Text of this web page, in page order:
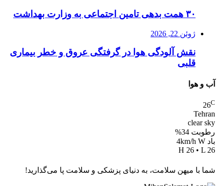
۳۰ همت بدهی تامین اجتماعی به وزارت بهداشت
ژوئن 22, 2026
نقش آلودگی هوا در گرفتگی عروق و خطر بیماری
قلبی
آب و هوا
26C
Tehran
clear sky
رطوبت 34%
باد 4km/h W
H 26 • L 26
شما با میهن سلامت، به دنیای پزشکی و سلامت پا می‌گذارید!